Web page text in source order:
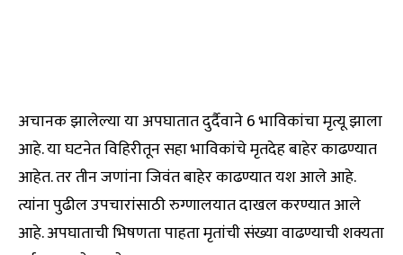
अचानक झालेल्या या अपघातात दुर्दैवाने 6 भाविकांचा मृत्यू झाला
आहे. या घटनेत विहिरीतून सहा भाविकांचे मृतदेह बाहेर काढण्यात
आहेत. तर तीन जणांना जिवंत बाहेर काढण्यात यश आले आहे.
त्यांना पुढील उपचारांसाठी रुग्णालयात दाखल करण्यात आले
आहे. अपघाताची भिषणता पाहता मृतांची संख्या वाढण्याची शक्यता